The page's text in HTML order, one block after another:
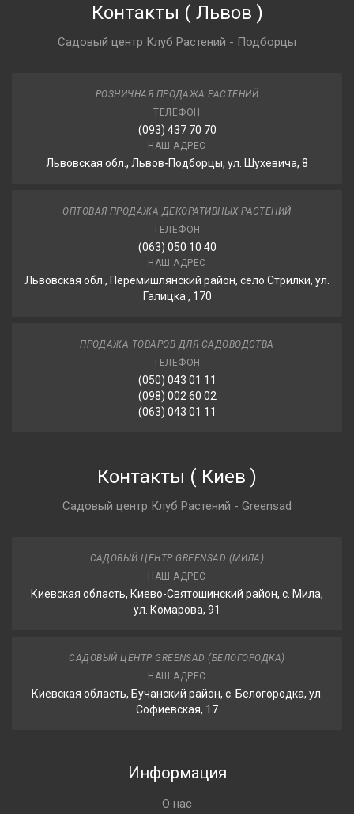
Контакты ( Львов )
Садовый центр Клуб Растений - Подборцы
РОЗНИЧНАЯ ПРОДАЖА РАСТЕНИЙ
ТЕЛЕФОН
(093) 437 70 70
НАШ АДРЕС
Львовская обл., Львов-Подборцы, ул. Шухевича, 8
ОПТОВАЯ ПРОДАЖА ДЕКОРАТИВНЫХ РАСТЕНИЙ
ТЕЛЕФОН
(063) 050 10 40
НАШ АДРЕС
Львовская обл., Перемишлянский район, село Стрилки, ул.
Галицка , 170
ПРОДАЖА ТОВАРОВ ДЛЯ САДОВОДСТВА
ТЕЛЕФОН
(050) 043 01 11
(098) 002 60 02
(063) 043 01 11
Контакты ( Киев )
Садовый центр Клуб Растений - Greensad
САДОВЫЙ ЦЕНТР GREENSAD (МИЛА)
НАШ АДРЕС
Киевская область, Киево-Святошинский район, с. Мила,
ул. Комарова, 91
САДОВЫЙ ЦЕНТР GREENSAD (БЕЛОГОРОДКА)
НАШ АДРЕС
Киевская область, Бучанский район, с. Белогородка, ул.
Софиевская, 17
Информация
О нас